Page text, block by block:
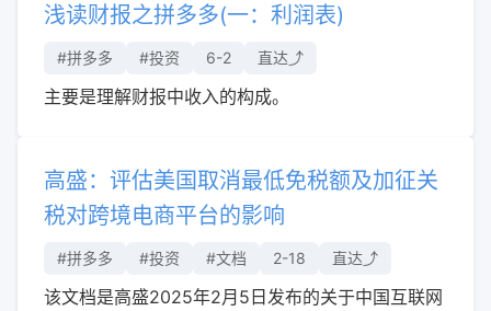
浅读财报之拼多多(一：利润表)
#拼多多 #投资 6-2 直达⤴︎
主要是理解财报中收入的构成。
高盛：评估美国取消最低免税额及加征关
税对跨境电商平台的影响
#拼多多 #投资 #文档 2-18 直达⤴︎
该文档是高盛2025年2月5日发布的关于中国互联网